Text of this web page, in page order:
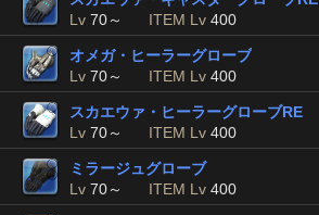
Lv 70～ ITEM Lv 400
オメガ・ヒーラーグローブ
Lv 70～ ITEM Lv 400
スカエウァ・ヒーラーグローブRE
Lv 70～ ITEM Lv 400
ミラージュグローブ
Lv 70～ ITEM Lv 400